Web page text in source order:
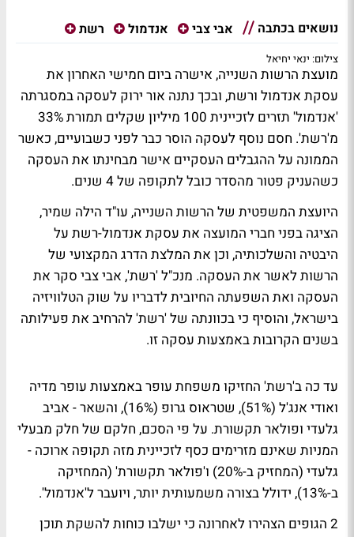
נושאים בכתבה אבי צבי אנדמול רשת
צילום: ינאי יחיאל
מועצת הרשות השנייה, אישרה ביום חמישי האחרון את
עסקת אנדמול ורשת, ובכך נתנה אור ירוק לעסקה במסגרתה
'אנדמול' תזרים
לזכיינית 100 מיליון שקלים תמורת 33%
מ'רשת'. חסם נוסף לעסקה הוסר כבר לפני כשבועיים, כאשר
הממונה על ההגבלים העסקיים אישר מבחינתו את העסקה
כשהעניק פטור מהסדר כובל לתקופה של 4 שנים.
היועצת המשפטית של הרשות השנייה, עו"ד הילה שמיר,
הציגה בפני חברי המועצה את עסקת אנדמול-רשת על
היבטיה והשלכותיה, וכן את המלצת הדרג המקצועי של
הרשות לאשר את העסקה. מנכ"ל 'רשת', אבי צבי סקר את
העסקה ואת השפעתה החיובית לדבריו על שוק הטלוויזיה
בישראל, והוסיף כי בכוונתה של 'רשת' להרחיב את פעילותה
בשנים הקרובות באמצעות עסקה זו.
עד כה ב'רשת' החזיקו משפחת עופרבאמצעות עופר מדיה
ואודי אנג'ל (51%), שטראוס גרופ (16%), והשאר -
אביב
גלעדי ופולאר תקשורת. על פי הסכם, חלקם של חלק מבעלי
המניות שאינם מזרימים כסף לזכיינית מזה תקופה ארוכה -
גלעדי (המחזיק ב-20%) ו'פולאר תקשורת' (
המחזיקה
ב-13%
), ידולל בצורה משמעותית יותר, ויועבר ל'אנדמול'.
2 הגופים הצהירו לאחרונה כי ישלבו כוחות להשקת תוכן